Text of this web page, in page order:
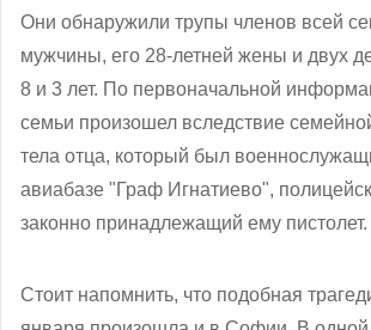
Они обнаружили трупы членов всей
мужчины, его 28-летней жены и двух
8 и 3 лет. По первоначальной
семьи произошел вследствие
тела отца, который был
авиабазе "Граф Игнатиево",
законно принадлежащий ему пистолет.
Стоит напомнить, что подобная